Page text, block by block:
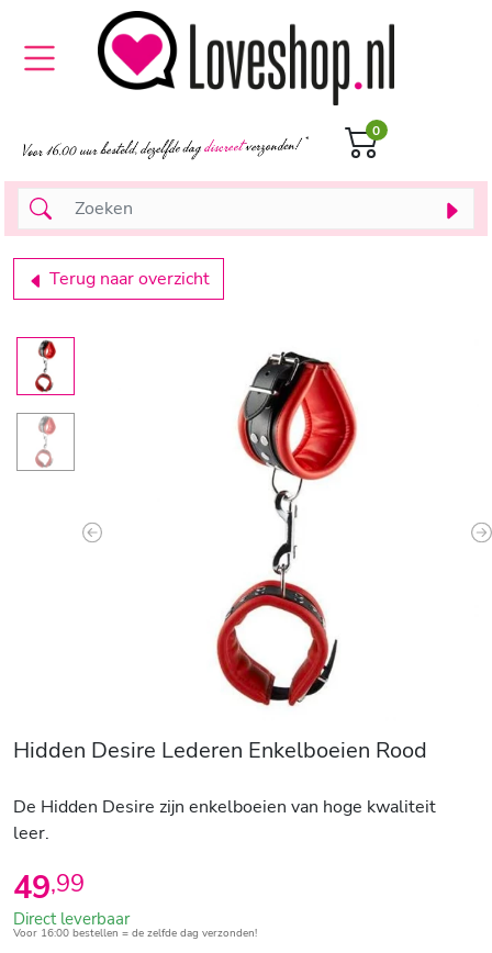
0
Terug naar overzicht
Previous
Hidden Desire Lederen Enkelboeien Rood
De Hidden Desire zijn enkelboeien van hoge kwaliteit
leer.
49,99
Direct leverbaar
Voor 16:00 bestellen = de zelfde dag verzonden!